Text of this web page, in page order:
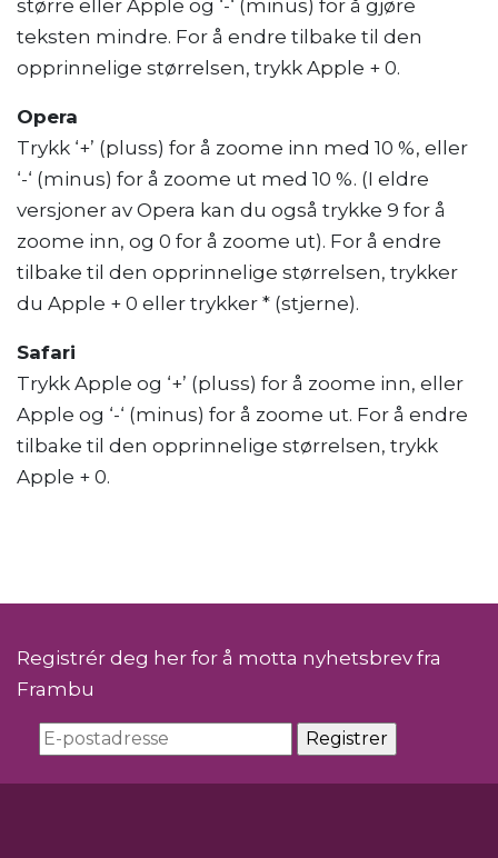
større eller Apple og ‘-‘ (minus) for å gjøre
teksten mindre. For å endre tilbake til den
opprinnelige størrelsen, trykk Apple + 0.
Opera
Trykk ‘+’ (pluss) for å zoome inn med 10 %, eller
‘-‘ (minus) for å zoome ut med 10 %. (I eldre
versjoner av Opera kan du også trykke 9 for å
zoome inn, og 0 for å zoome ut). For å endre
tilbake til den opprinnelige størrelsen, trykker
du Apple + 0 eller trykker * (stjerne).
Safari
Trykk Apple og ‘+’ (pluss) for å zoome inn, eller
Apple og ‘-‘ (minus) for å zoome ut. For å endre
tilbake til den opprinnelige størrelsen, trykk
Apple + 0.
Registrér deg her for å motta nyhetsbrev fra
Frambu